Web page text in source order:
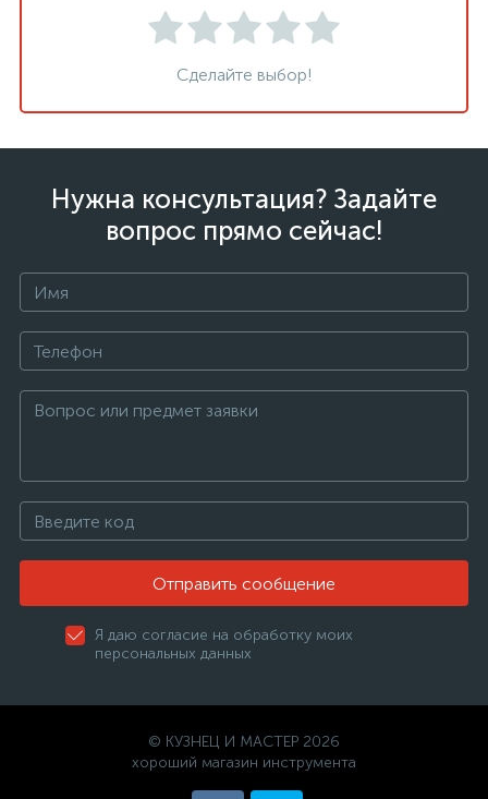
Сделайте выбор!
Нужна консультация? Задайте
вопрос прямо сейчас!
Отправить сообщение
Я даю согласие на обработку моих
персональных данных
© КУЗНЕЦ И МАСТЕР 2026
хороший магазин инструмента